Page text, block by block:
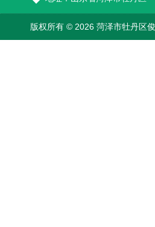
版权所有 © 2026 菏泽市牡丹区